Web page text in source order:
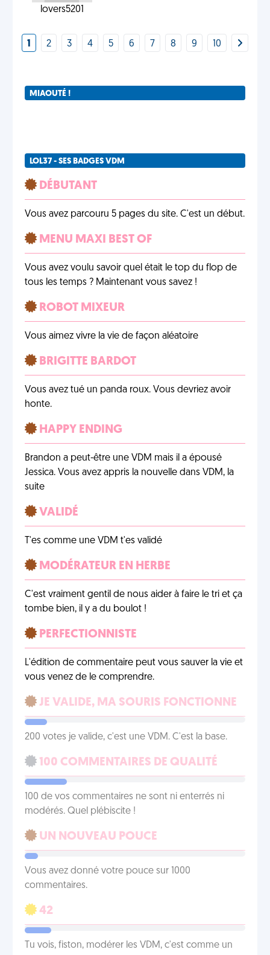
lovers5201
1 2 3 4 5 6 7 8 9 10
MIAOUTÉ !
LOL37 - SES BADGES VDM
DÉBUTANT
Vous avez parcouru 5 pages du site. C'est un début.
MENU MAXI BEST OF
Vous avez voulu savoir quel était le top du flop de
tous les temps ? Maintenant vous savez !
ROBOT MIXEUR
Vous aimez vivre la vie de façon aléatoire
BRIGITTE BARDOT
Vous avez tué un panda roux. Vous devriez avoir
honte.
HAPPY ENDING
Brandon a peut-être une VDM mais il a épousé
Jessica. Vous avez appris la nouvelle dans VDM, la
suite
VALIDÉ
T'es comme une VDM t'es validé
MODÉRATEUR EN HERBE
C'est vraiment gentil de nous aider à faire le tri et ça
tombe bien, il y a du boulot !
PERFECTIONNISTE
L'édition de commentaire peut vous sauver la vie et
vous venez de le comprendre.
JE VALIDE, MA SOURIS FONCTIONNE
200 votes je valide, c'est une VDM. C'est la base.
100 COMMENTAIRES DE QUALITÉ
100 de vos commentaires ne sont ni enterrés ni
modérés. Quel plébiscite !
UN NOUVEAU POUCE
Vous avez donné votre pouce sur 1000
commentaires.
42
Tu vois, fiston, modérer les VDM, c'est comme un